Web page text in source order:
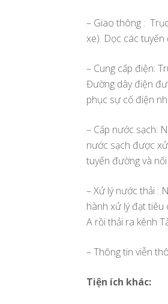
– Giao thông :
xe). Dọc các
– Cung cấp điện:
Đường dây điện
phục sự cố điện
– Cấp nước sạch:
nước sạch được
tuyến đường và
– Xử lý nước thải :
hành xử lý đạt tiêu
A rồi thải ra kênh
– Thông tin viễn
Tiện ích khác: